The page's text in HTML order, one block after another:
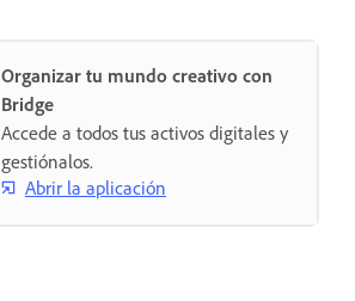
Organizar tu mundo creativo con
Bridge
Accede a todos tus activos digitales y
gestiónalos.
Abrir la aplicación